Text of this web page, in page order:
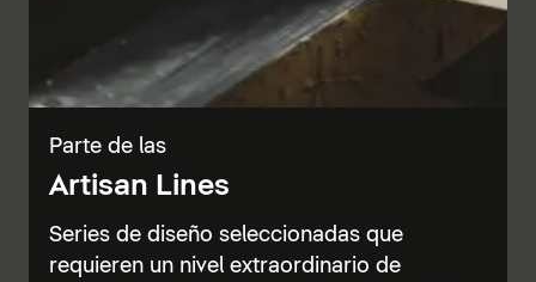
Parte de las
Artisan Lines
Series de diseño seleccionadas que
requieren un nivel extraordinario de